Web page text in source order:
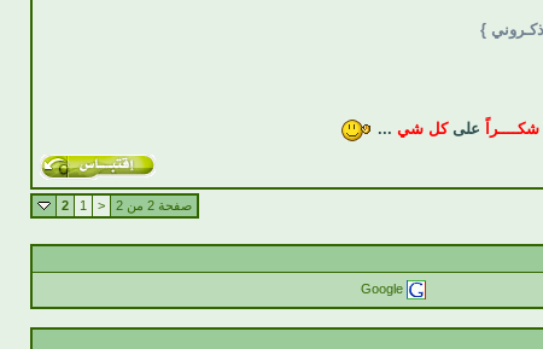
}
شكــــراً علىكل شي ...
صفحة 2 من 2 <
1
2
Google